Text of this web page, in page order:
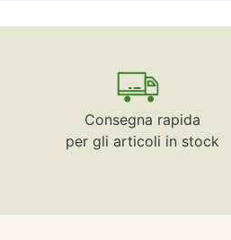
Consegna rapida
per gli articoli in stock